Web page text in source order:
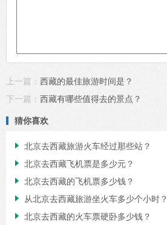
上一篇： 西藏的最佳旅游时间是？
下一篇： 西藏有哪些值得去的景点？
猜你喜欢
 北京去西藏旅游火车经过那些站？
 北京去西藏飞机票是多少元？
 北京去西藏的飞机票多少钱？
 从北京去西藏旅游坐火车多少个小时？
 北京去西藏的火车票硬卧多少钱？